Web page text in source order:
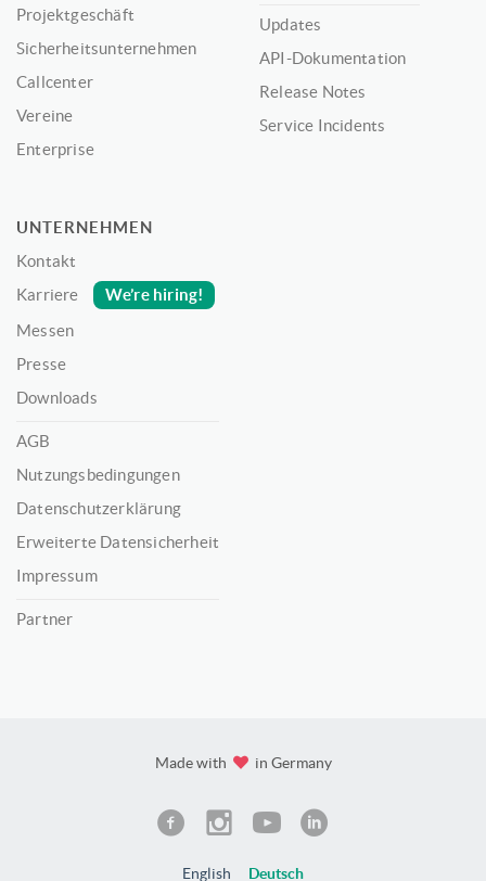
Projektgeschäft
Sicherheitsunternehmen
Callcenter
Vereine
Enterprise
Updates
API-Dokumentation
Release Notes
Service Incidents
UNTERNEHMEN
Kontakt
Karriere
We’re hiring!
Messen
Presse
Downloads
AGB
Nutzungsbedingungen
Datenschutzerklärung
Erweiterte Datensicherheit
Impressum
Partner
Made with in Germany
English Deutsch